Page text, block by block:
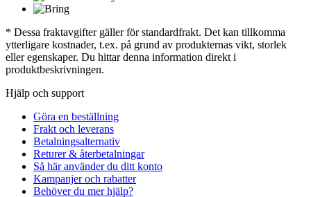
* Dessa fraktavgifter gäller för standardfrakt. Det kan tillkomma
ytterligare kostnader, t.ex. på grund av produkternas vikt, storlek
eller egenskaper. Du hittar denna information direkt i
produktbeskrivningen.
Hjälp och support
Göra en beställning
Frakt och leverans
Betalningsalternativ
Returer & återbetalningar
Så här använder du ditt konto
Kampanjer och rabatter
Behöver du mer hjälp?